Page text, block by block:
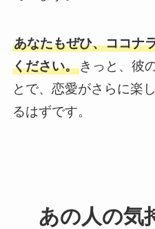
あなたもぜひ、ココナ
ください。きっと、彼
とで、恋愛がさらに楽
るはずです。
あの人の気